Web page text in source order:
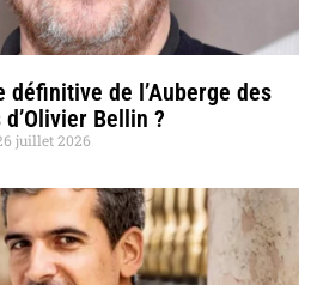
de l’Auberge des
d’Olivier Bellin ?
juillet 2026